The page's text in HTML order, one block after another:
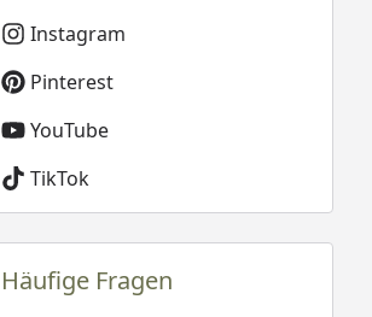
Instagram
Pinterest
YouTube
TikTok
Häufige Fragen